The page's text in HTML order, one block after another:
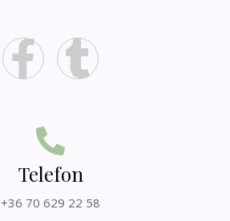
Telefon
+36 70 629 22 58